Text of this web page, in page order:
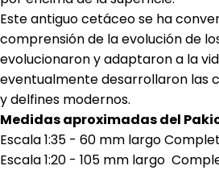
Este antiguo cetáceo se ha
comprensión de la evolución de
evolucionaron y adaptaron a la
eventualmente desarrollaron las
y delfines modernos.
Medidas aproximadas del
Escala 1:35 - 60 mm largo
Escala 1:20 - 105 mm largo